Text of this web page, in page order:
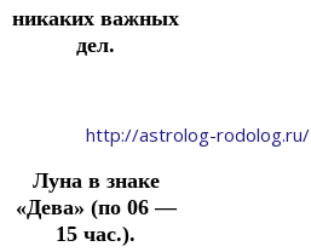
никаких важных
дел.
http://astrolog-rodolog.ru/
Луна в знаке
«Дева» (по 06 —
15 час.).